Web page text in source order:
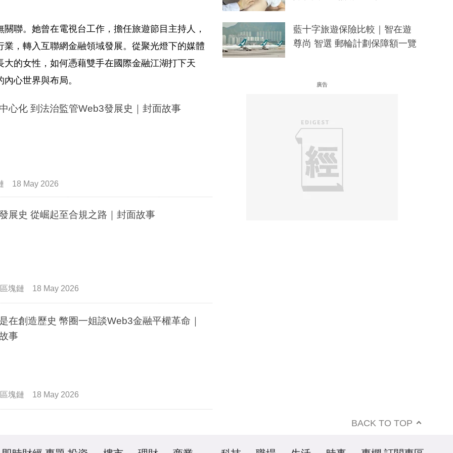
聯。她曾在電視台工作，擔任旅遊節目主持人，
，轉入互聯網金融領域發展。從聚光燈下的媒體
的女性，如何憑藉雙手在國際金融江湖打下天
心世界與布局。
心化 到法治監管Web3發展史｜封面故事
18 May 2026
展史 從崛起至合規之路｜封面故事
區塊鏈 18 May 2026
在創造歷史 幣圈一姐談Web3金融平權革命｜
事
區塊鏈 18 May 2026
藍十字旅遊保險比較｜智在遊
尊尚 智選 郵輪計劃保障額一覽
廣告
BACK TO TOP